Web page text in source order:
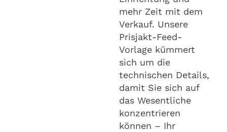
mehr Zeit mit dem
Verkauf. Unsere
Prisjakt-Feed-
Vorlage kümmert
sich um die
technischen Details,
damit Sie sich auf
das Wesentliche
konzentrieren
können – Ihr